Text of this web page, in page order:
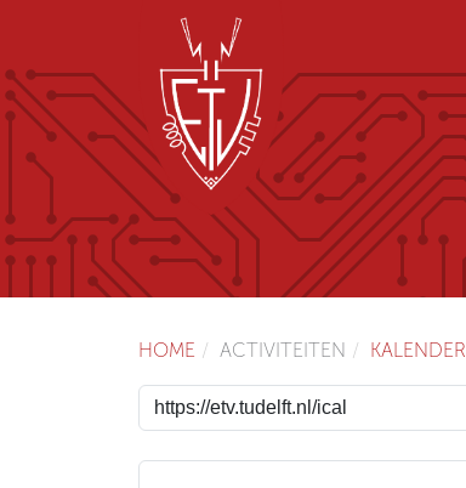
HOME ACTIVITEITEN KALENDER